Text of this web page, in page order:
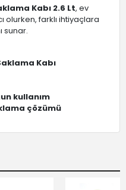
Kabı 2.6 Lt, ev
olurken, farklı ihtiyaçlara
sunar.
Kabı
kullanım
çözümü